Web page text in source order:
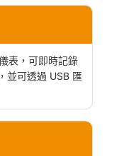
表，可即時記錄
並可透過 USB 匯